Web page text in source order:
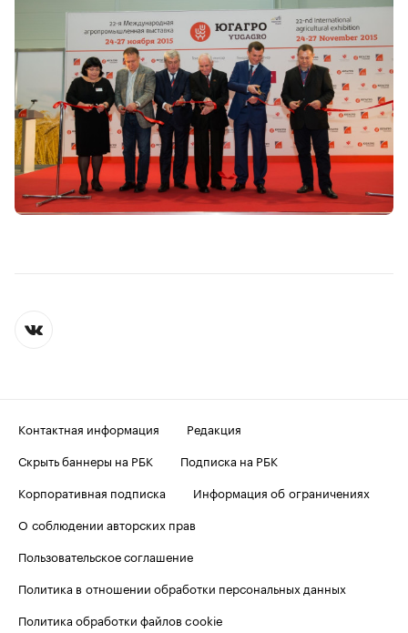
Контактная информация
Редакция
Скрыть баннеры на РБК
Подписка на РБК
Корпоративная подписка
Информация об ограничениях
О соблюдении авторских прав
Пользовательское соглашение
Политика в отношении обработки персональных данных
Политика обработки файлов cookie